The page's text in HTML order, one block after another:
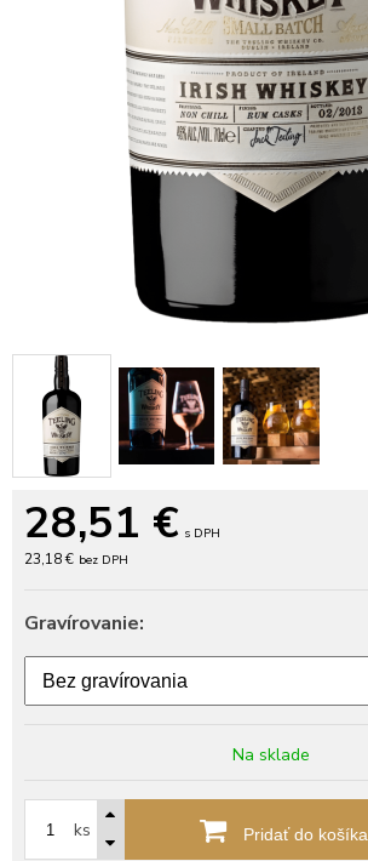
28,51 € s DPH
23,18 € bez DPH
Gravírovanie:
Na sklade
ks Pridať do košíka